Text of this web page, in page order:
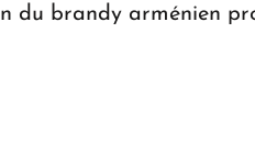
du brandy arménien